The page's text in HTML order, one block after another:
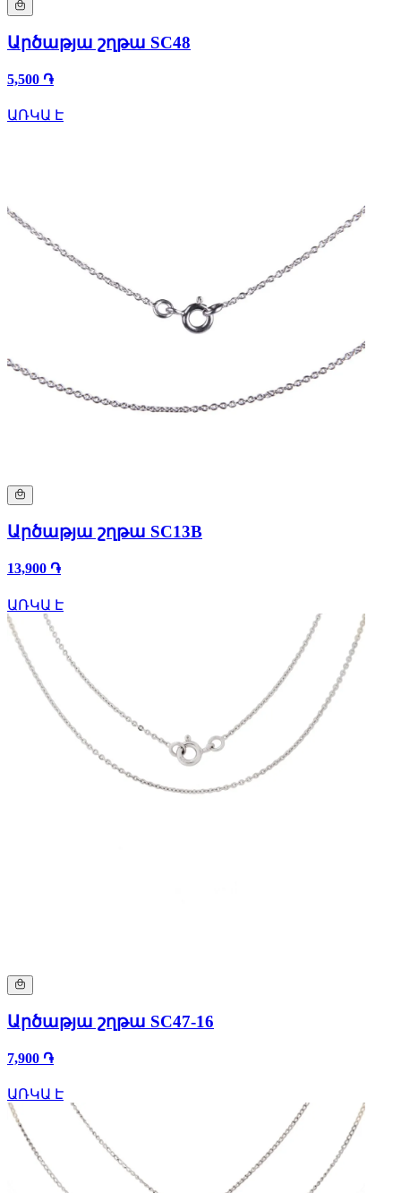
Արծաթյա շղթա SC48
5,500 ֏
ԱՌԿԱ Է
Արծաթյա շղթա SC13B
13,900 ֏
ԱՌԿԱ Է
Արծաթյա շղթա SC47-16
7,900 ֏
ԱՌԿԱ Է